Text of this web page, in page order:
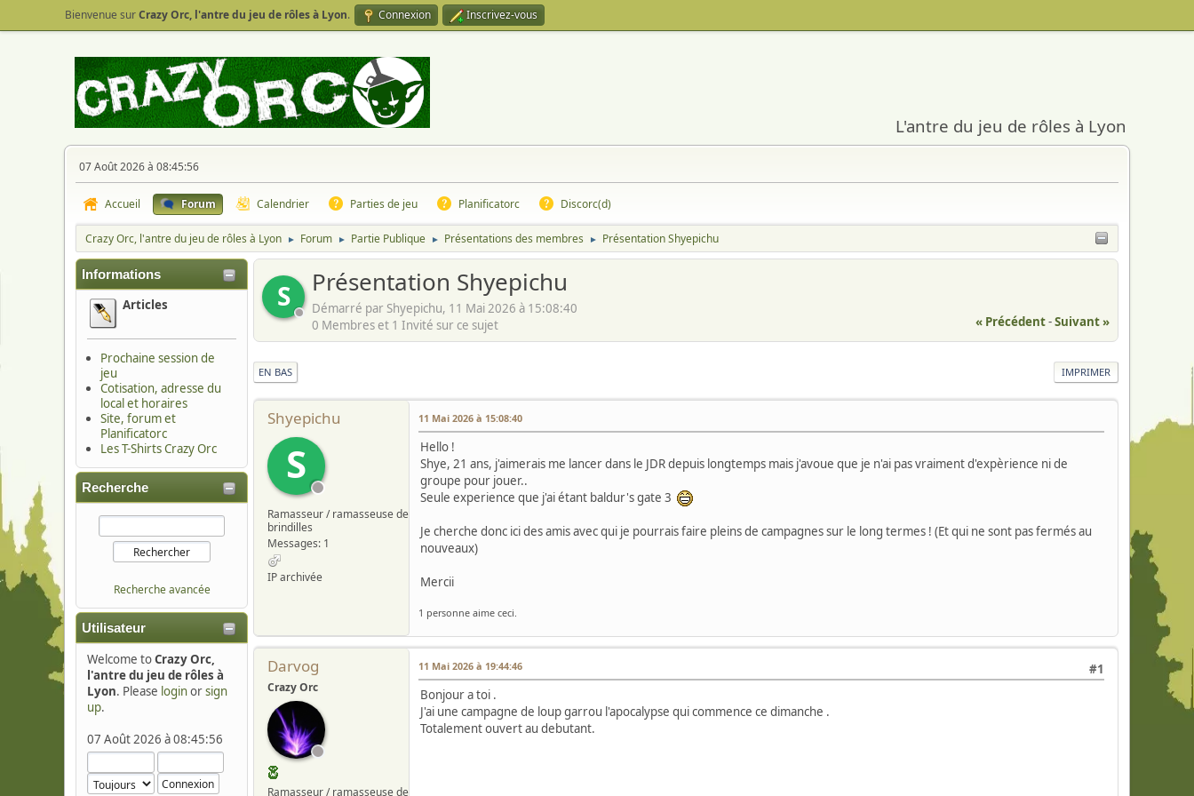
Bienvenue surCrazy Orc, l'antre du jeu de rôles à Lyon. Connexion Inscrivez-vous
L'antre du jeu de rôles à Lyon
07 Août 2026 à 08:45:56
Accueil Forum Calendrier Parties de jeu Planificatorc Discorc(d)
Crazy Orc, l'antre du jeu de rôles à Lyon ► Forum ► Partie Publique ► Présentations des membres ► Présentation Shyepichu
Informations
Articles
Prochaine session de
jeu
Cotisation, adresse du
local et horaires
Site, forum et
Planificatorc
Les T-Shirts Crazy Orc
Recherche
Recherche avancée
Utilisateur
Welcome toCrazy Orc,
l'antre du jeu de rôles à
Lyon. Please loginorsign
up.
07 Août 2026 à 08:45:56
S Présentation Shyepichu
Démarré par Shyepichu, 11 Mai 2026 à 15:08:40
« Précédent-Suivant »
0 Membres et 1 Invité sur ce sujet
IMPRIMER
EN BAS
Shyepichu
S
Ramasseur / ramasseuse de
brindilles
Messages: 1
IP archivée
11 Mai 2026 à 15:08:40
Hello !
Shye, 21 ans, j'aimerais me lancer dans le JDR depuis longtemps mais j'avoue que je n'ai pas vraiment d'expèrience ni de
groupe pour jouer..
Seule experience que j'ai étant baldur's gate 3
Je cherche donc ici des amis avec qui je pourrais faire pleins de campagnes sur le long termes ! (Et qui ne sont pas fermés au
nouveaux)
Mercii
1 personne aime ceci.
Darvog
Crazy Orc
Ramasseur / ramasseuse de
#1
11 Mai 2026 à 19:44:46
Bonjour a toi .
J'ai une campagne de loup garrou l'apocalypse qui commence ce dimanche .
Totalement ouvert au debutant.